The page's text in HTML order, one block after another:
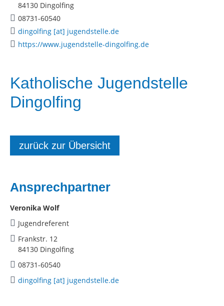
84130 Dingolfing
08731-60540
dingolfing [at] jugendstelle.de
https://www.jugendstelle-dingolfing.de
Katholische Jugendstelle
Dingolfing
zurück zur Übersicht
Ansprechpartner
Veronika Wolf
Jugendreferent
Frankstr. 12
84130 Dingolfing
08731-60540
dingolfing [at] jugendstelle.de